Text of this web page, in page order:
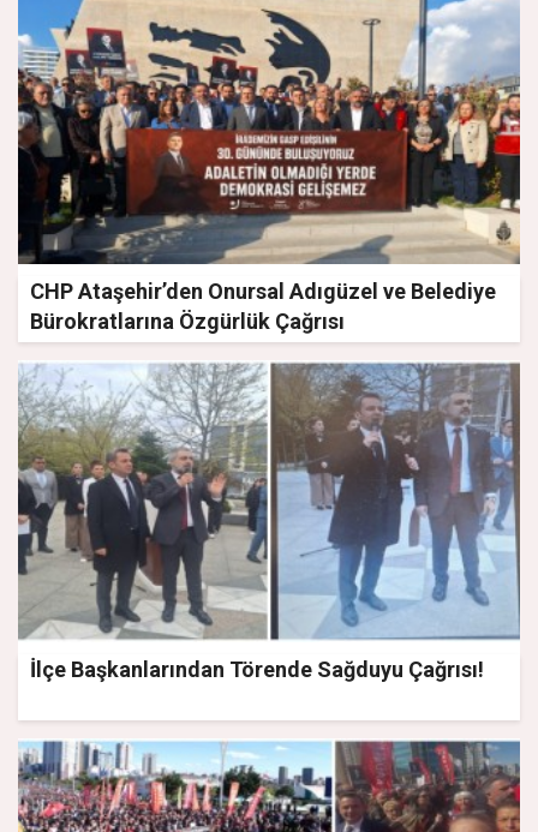
CHP Ataşehir’den Onursal Adıgüzel ve Belediye
Bürokratlarına Özgürlük Çağrısı
İlçe Başkanlarından Törende Sağduyu Çağrısı!